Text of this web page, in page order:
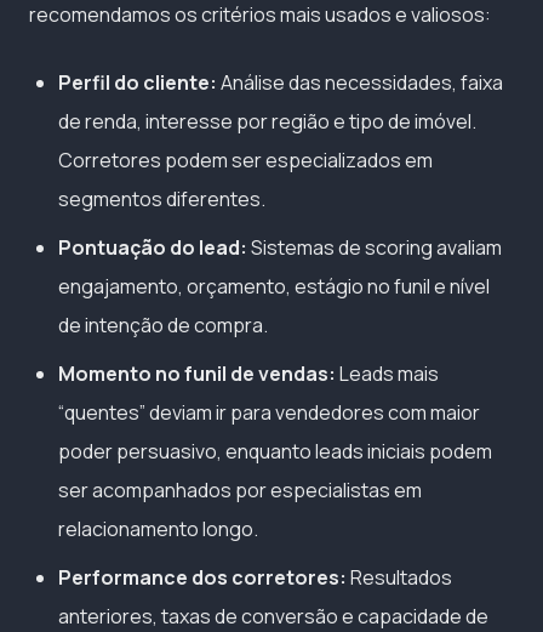
recomendamos os critérios mais usados e valiosos:
Perfil do cliente: Análise das necessidades, faixa
de renda, interesse por região e tipo de imóvel.
Corretores podem ser especializados em
segmentos diferentes.
Pontuação do lead: Sistemas de scoring avaliam
engajamento, orçamento, estágio no funil e nível
de intenção de compra.
Momento no funil de vendas: Leads mais
“quentes” deviam ir para vendedores com maior
poder persuasivo, enquanto leads iniciais podem
ser acompanhados por especialistas em
relacionamento longo.
Performance dos corretores: Resultados
anteriores, taxas de conversão e capacidade de